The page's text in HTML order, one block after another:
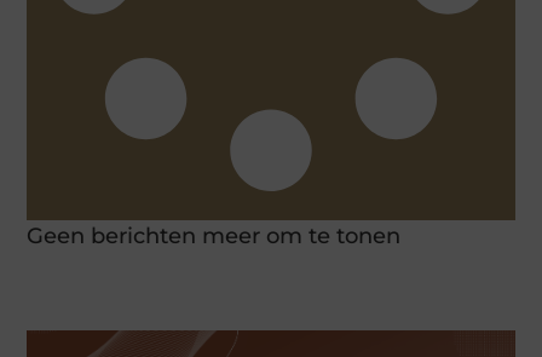
Geen berichten meer om te tonen